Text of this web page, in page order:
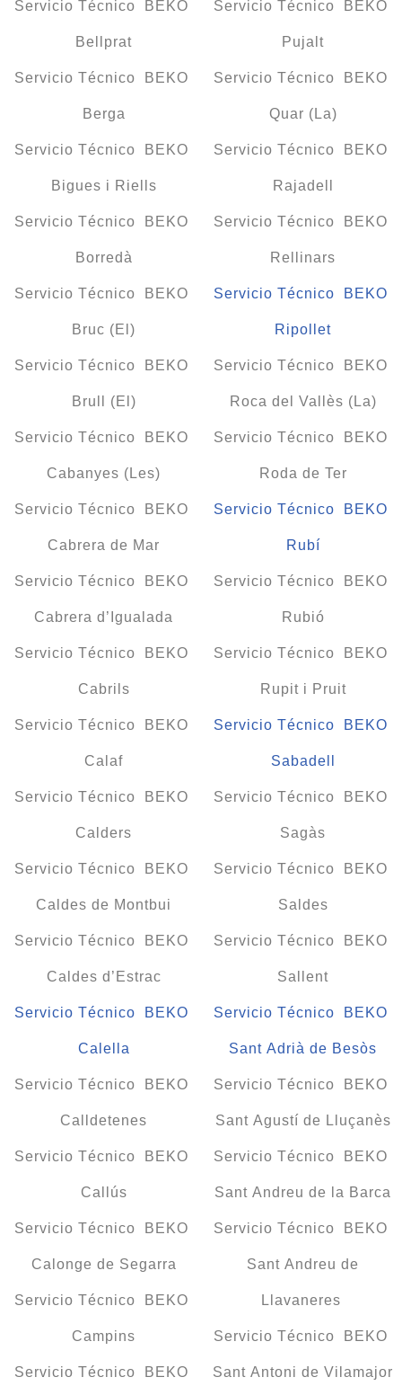
Servicio Técnico BEKO
Bellprat
Servicio Técnico BEKO
Berga
Servicio Técnico BEKO
Bigues i Riells
Servicio Técnico BEKO
Borredà
Servicio Técnico BEKO
Bruc (El)
Servicio Técnico BEKO
Brull (El)
Servicio Técnico BEKO
Cabanyes (Les)
Servicio Técnico BEKO
Cabrera de Mar
Servicio Técnico BEKO
Cabrera d’Igualada
Servicio Técnico BEKO
Cabrils
Servicio Técnico BEKO
Calaf
Servicio Técnico BEKO
Calders
Servicio Técnico BEKO
Caldes de Montbui
Servicio Técnico BEKO
Caldes d’Estrac
Servicio Técnico BEKO
Calella
Servicio Técnico BEKO
Calldetenes
Servicio Técnico BEKO
Callús
Servicio Técnico BEKO
Calonge de Segarra
Servicio Técnico BEKO
Campins
Servicio Técnico BEKO
Servicio Técnico BEKO
Pujalt
Servicio Técnico BEKO
Quar (La)
Servicio Técnico BEKO
Rajadell
Servicio Técnico BEKO
Rellinars
Servicio Técnico BEKO
Ripollet
Servicio Técnico BEKO
Roca del Vallès (La)
Servicio Técnico BEKO
Roda de Ter
Servicio Técnico BEKO
Rubí
Servicio Técnico BEKO
Rubió
Servicio Técnico BEKO
Rupit i Pruit
Servicio Técnico BEKO
Sabadell
Servicio Técnico BEKO
Sagàs
Servicio Técnico BEKO
Saldes
Servicio Técnico BEKO
Sallent
Servicio Técnico BEKO
Sant Adrià de Besòs
Servicio Técnico BEKO
Sant Agustí de Lluçanès
Servicio Técnico BEKO
Sant Andreu de la Barca
Servicio Técnico BEKO
Sant Andreu de
Llavaneres
Servicio Técnico BEKO
Sant Antoni de Vilamajor